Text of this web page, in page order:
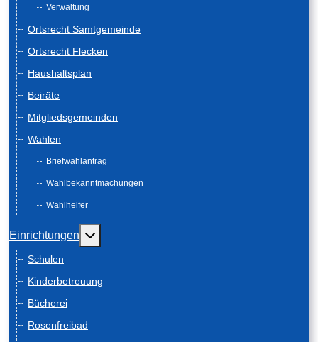
Verwaltung
Ortsrecht Samtgemeinde
Ortsrecht Flecken
Haushaltsplan
Beiräte
Mitgliedsgemeinden
Wahlen
Briefwahlantrag
Wahlbekanntmachungen
Wahlhelfer
Einrichtungen Weitere Informationen: Einrichtungen
Schulen
Kinderbetreuung
Bücherei
Rosenfreibad